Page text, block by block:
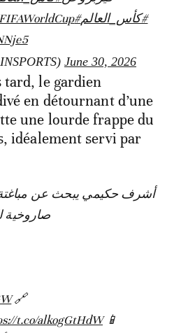
#كأس_العالم#FIFAWorldCup2026
June 30, 2026
le gardien
en détournant d’une
une lourde frappe du
idéalement servi par
أشرف حكيمي يبحث عن
صاروخية
🔗
📱
t.co/alkogGtHdW